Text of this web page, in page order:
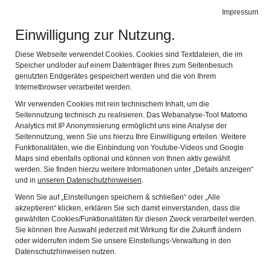
Impressum
Einwilligung zur Nutzung.
Diese Webseite verwendet Cookies. Cookies sind Textdateien, die im
Speicher und/oder auf einem Datenträger Ihres zum Seitenbesuch
genutzten Endgerätes gespeichert werden und die von Ihrem
Internetbrowser verarbeitet werden.
Wir verwenden Cookies mit rein technischem Inhalt, um die
Seitennutzung technisch zu realisieren. Das Webanalyse-Tool Matomo
Analytics mit IP Anonymisierung ermöglicht uns eine Analyse der
Seitennutzung, wenn Sie uns hierzu Ihre Einwilligung erteilen. Weitere
Funktionalitäten, wie die Einbindung von Youtube-Videos und Google
Maps sind ebenfalls optional und können von Ihnen aktiv gewählt
werden. Sie finden hierzu weitere Informationen unter „Details anzeigen“
und in unseren Datenschutzhinweisen.
Wenn Sie auf „Einstellungen speichern & schließen“ oder „Alle
akzeptieren“ klicken, erklären Sie sich damit einverstanden, dass die
gewählten Cookies/Funktionalitäten für diesen Zweck verarbeitet werden.
Sie können Ihre Auswahl jederzeit mit Wirkung für die Zukunft ändern
oder widerrufen indem Sie unsere Einstellungs-Verwaltung in den
Datenschutzhinweisen nutzen.
Zurück
Porträtzeichnen
Abstraktes Porträt
Maibild
Kartoffeldruck
Schablonendruck